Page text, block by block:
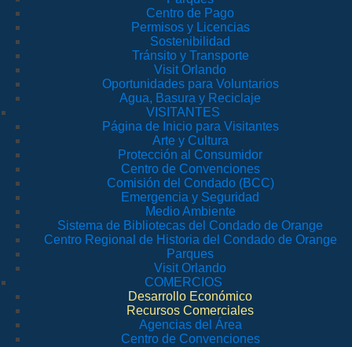
Centro de Pago
Permisos y Licencias
Sostenibilidad
Tránsito y Transporte
Visit Orlando
Oportunidades para Voluntarios
Agua, Basura y Reciclaje
VISITANTES
Página de Inicio para Visitantes
Arte y Cultura
Protección al Consumidor
Centro de Convenciones
Comisión del Condado (BCC)
Emergencia y Seguridad
Medio Ambiente
Sistema de Bibliotecas del Condado de Orange
Centro Regional de Historia del Condado de Orange
Parques
Visit Orlando
COMERCIOS
Desarrollo Económico
Recursos Comerciales
Agencias del Área
Centro de Convenciones